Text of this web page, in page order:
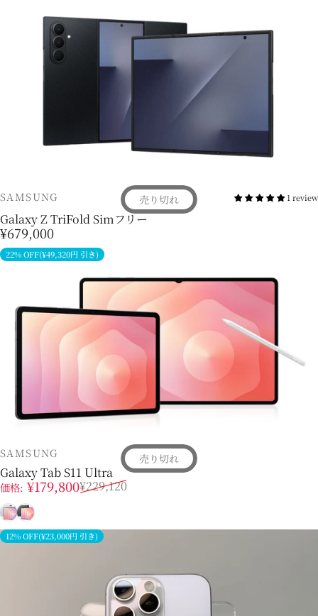
売り切れ
販売業者
SAMSUNG 1 review
Galaxy Z TriFold Simフリー
¥679,000
22% OFF(¥49,320円 引き)
売り切れ
販売業者
SAMSUNG
Galaxy Tab S11 Ultra
販売価格
価格: ¥179,800
通常価格 ¥229,120
シルバー
グレー
12% OFF(¥23,000円 引き)